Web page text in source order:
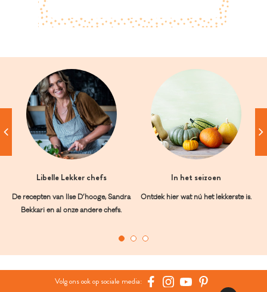
Libelle Lekker chefs
De recepten van Ilse D’hooge, Sandra
Bekkari en al onze andere chefs.
In het seizoen
Ontdek hier wat nú het lekkerste is.
Volg ons ook op sociale media: